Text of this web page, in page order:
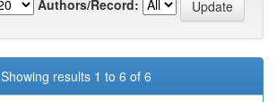
Authors/Record:
Showing results 1 to 6 of 6